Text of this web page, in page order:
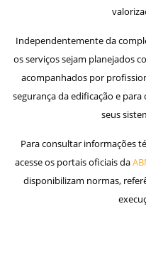
Independentemente da
os serviços sejam planejados
acompanhados por
segurança da edificação e
seus
Para consultar informações
acesse os portais oficiais da
disponibilizam normas,